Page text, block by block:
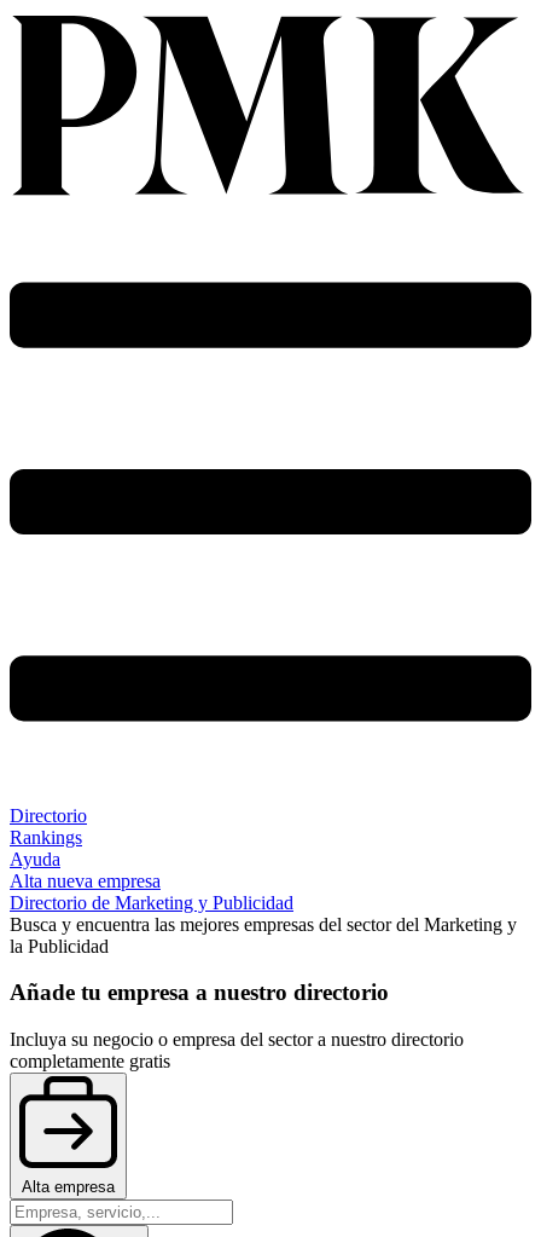
Directorio
Rankings
Ayuda
Alta nueva empresa
Directorio de Marketing y Publicidad
Busca y encuentra las mejores empresas del sector del Marketing y
la Publicidad
Añade tu empresa a nuestro directorio
Incluya su negocio o empresa del sector a nuestro directorio
completamente gratis
Alta empresa